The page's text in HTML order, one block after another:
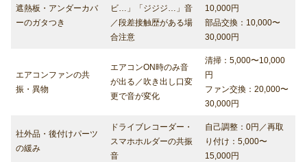
遮熱板・アンダーカバ
ーのガタつき
ビ…」「ジジジ…」音
／段差接触歴がある場
合注意
10,000円
部品交換：10,000〜
30,000円
エアコンファンの共
振・異物
エアコンON時のみ音
が出る／吹き出し口変
更で音が変化
清掃：5,000〜10,000
円
ファン交換：20,000〜
30,000円
社外品・後付けパーツ
の緩み
ドライブレコーダー・
スマホホルダーの共振
音
自己調整：0円／再取
り付け：5,000〜
15,000円